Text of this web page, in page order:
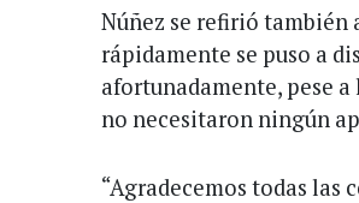
Núñez se refirió también
rápidamente se puso a
afortunadamente, pese
no necesitaron ningún
“Agradecemos todas las